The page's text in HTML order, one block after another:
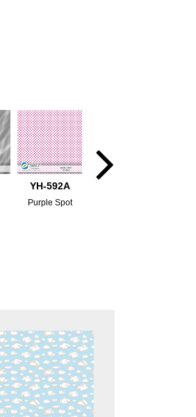
YH-592A
Purple Spot